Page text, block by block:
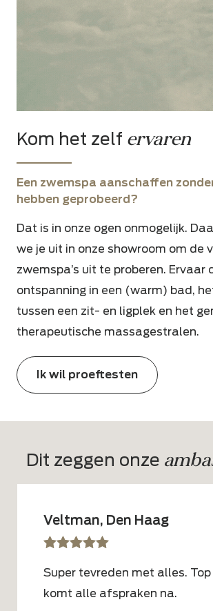
Kom het zelf ervaren
Een zwemspa aanschaffen
hebben geprobeerd?
Dat is in onze ogen onmogelijk.
we je uit in onze showroom om de
zwemspa’s uit te proberen. Ervaar
ontspanning in een (warm) bad,
tussen een zit- en ligplek en het
therapeutische massagestralen.
Ik wil proeftesten
Dit zeggen onze
Veltman, Den Haag
sssss
SSSSS
Super tevreden met alles.
komt alle afspraken na.